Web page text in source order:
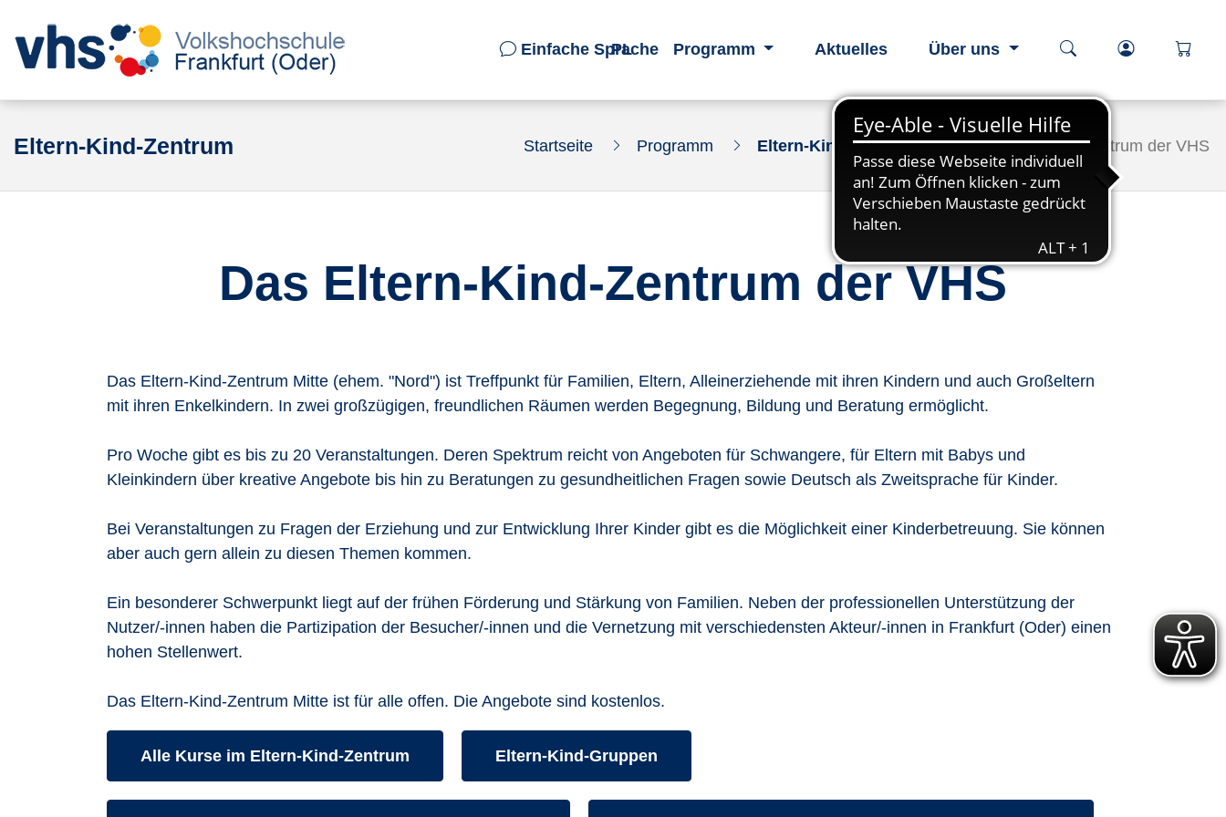
Einfache Sprache
PL Programm Aktuelles Über uns Kurssuche öffnen
Login-
Eltern-Kind-Zentrum Startseite Programm Eltern-Kind-Zentrum Das Eltern-Kind-Zentrum der VHS
Das Eltern-Kind-Zentrum der VHS
Das Eltern-Kind-Zentrum Mitte (ehem. "Nord") ist Treffpunkt für Familien, Eltern, Alleinerziehende mit ihren Kindern und auch Großeltern
mit ihren Enkelkindern. In zwei großzügigen, freundlichen Räumen werden Begegnung, Bildung und Beratung ermöglicht.
Pro Woche gibt es bis zu 20 Veranstaltungen. Deren Spektrum reicht von Angeboten für Schwangere, für Eltern mit Babys und
Kleinkindern über kreative Angebote bis hin zu Beratungen zu gesundheitlichen Fragen sowie Deutsch als Zweitsprache für Kinder.
Bei Veranstaltungen zu Fragen der Erziehung und zur Entwicklung Ihrer Kinder gibt es die Möglichkeit einer Kinderbetreuung. Sie können
aber auch gern allein zu diesen Themen kommen.
Ein besonderer Schwerpunkt liegt auf der frühen Förderung und Stärkung von Familien. Neben der professionellen Unterstützung der
Nutzer/-innen haben die Partizipation der Besucher/-innen und die Vernetzung mit verschiedensten Akteur/-innen in Frankfurt (Oder) einen
hohen Stellenwert.
Das Eltern-Kind-Zentrum Mitte ist für alle offen. Die Angebote sind kostenlos.
Kurse des folgenden Fachbereiches aufrufen:
Alle Kurse im Eltern-Kind-Zentrum Kurse des folgenden Fachbereiches aufrufen:
Eltern-Kind-Gruppen